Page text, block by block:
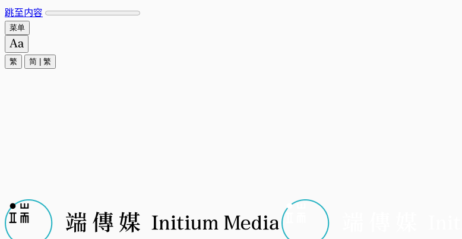
跳至内容
菜单
繁 简 繁